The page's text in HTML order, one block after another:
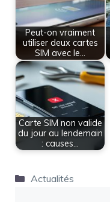
Peut-on vraiment
utiliser deux cartes
SIM avec le…
Carte SIM non valide
du jour au lendemain
: causes…
Catégories
Actualités